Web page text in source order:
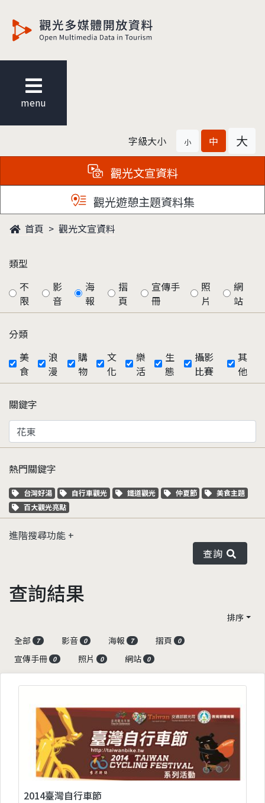
menu
字級大小 小 中 大
觀光文宣資料
觀光遊憩主題資料集
首頁 觀光文宣資料
類型
不
限
影
音
海
報
摺
頁
宣傳手
冊
照
片
網
站
分類
美
食
浪
漫
購
物
文
化
樂
活
生
態
攝影
比賽
其
他
關鍵字
熱門關鍵字
關鍵字標籤
台灣好湯 關鍵字標籤
自行車觀光 關鍵字標籤
鐵道觀光 關鍵字標籤
仲夏節 關鍵字標籤
美食主題
關鍵字標籤
百大觀光亮點
進階搜尋功能
查詢
查詢結果
排序
全部
7 影音 0 海報 7 摺頁 0
宣傳手冊 0 照片 0 網站 0
2014臺灣自行車節